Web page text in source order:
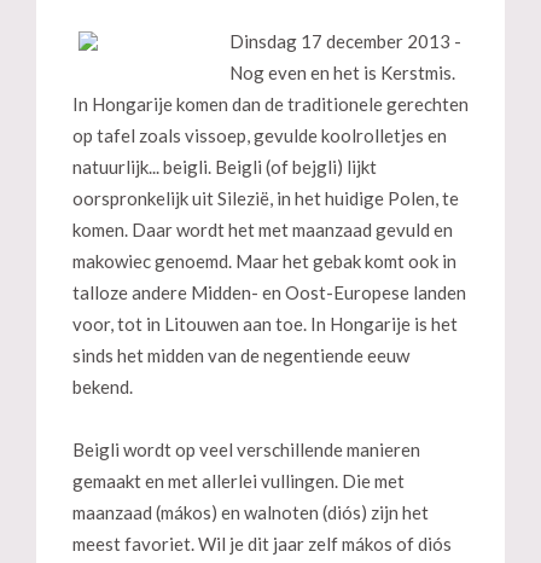
Dinsdag 17 december 2013 -
Nog even en het is Kerstmis.
In Hongarije komen dan de traditionele gerechten
op tafel zoals vissoep, gevulde koolrolletjes en
natuurlijk... beigli. Beigli (of bejgli) lijkt
oorspronkelijk uit Silezië, in het huidige Polen, te
komen. Daar wordt het met maanzaad gevuld en
makowiec genoemd. Maar het gebak komt ook in
talloze andere Midden- en Oost-Europese landen
voor, tot in Litouwen aan toe. In Hongarije is het
sinds het midden van de negentiende eeuw
bekend.
Beigli wordt op veel verschillende manieren
gemaakt en met allerlei vullingen. Die met
maanzaad (mákos) en walnoten (diós) zijn het
meest favoriet. Wil je dit jaar zelf mákos of diós